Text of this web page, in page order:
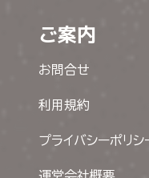
ご案内
お問合せ
利用規約
プライバシーポリシ
運営会社概要